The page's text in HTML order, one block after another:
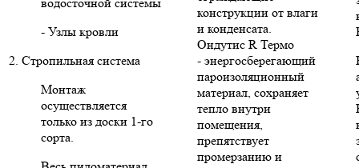
- Узлы кровли
2. Стропильная система
Монтаж
осуществляется
только из доски 1-го
сорта.
конструкции от влаги
и конденсата.
Ондутис R Термо
- энергосберегающий
пароизоляционный
материал, сохраняет
тепло внутри
помещения,
препятствует
промерзанию и